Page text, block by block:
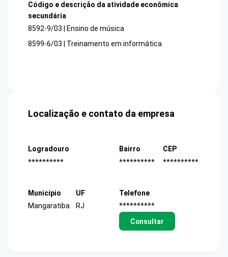
Código e descrição da atividade econômica
secundária
8592-9/03 | Ensino de música
8599-6/03 | Treinamento em informática
Localização e contato da empresa
Logradouro
**********
Bairro
**********
CEP
**********
Município
Mangaratiba
UF
RJ
Telefone
**********
Consultar